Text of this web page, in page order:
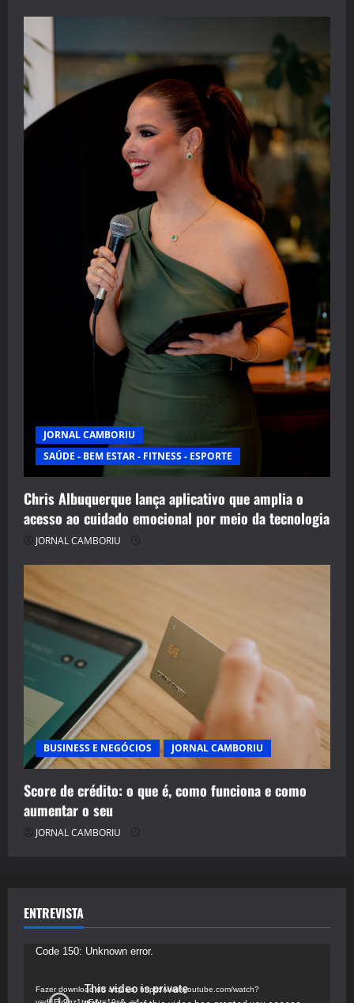
JORNAL CAMBORIU
SAÚDE - BEM ESTAR - FITNESS - ESPORTE
Chris Albuquerque lança aplicativo que amplia o
acesso ao cuidado emocional por meio da tecnologia
JORNAL CAMBORIU
BUSINESS E NEGÓCIOS JORNAL CAMBORIU
Score de crédito: o que é, como funciona e como
aumentar o seu
JORNAL CAMBORIU
ENTREVISTA
Tocador
vídeo
Code 150: Unknown error.
Fazer download do arquivo: https://www.youtube.com/watch?